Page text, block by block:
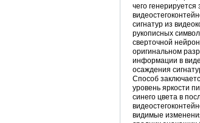
чего
сигнатур из
рукописных
сверточной
оригинальном
информации в
осаждения
Способ
уровень яркости
синего цвета в
видимые